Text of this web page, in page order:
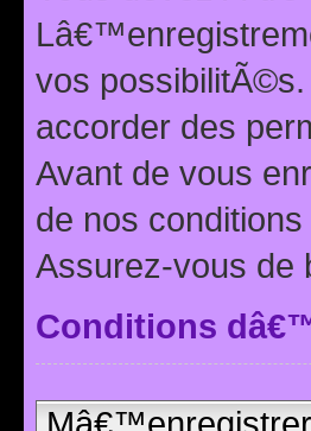
vos
accorder des
Avant de vous
de nos
Assurez-vous de
Conditions
Mâ€™enregistrer